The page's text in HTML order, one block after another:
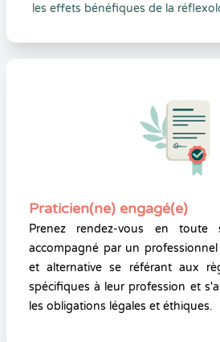
les effets bénéfiques de la
Praticien(ne) engagé(e)
Prenez rendez-vous en toute
accompagné par un
et alternative se référant aux
spécifiques à leur profession et
les obligations légales et éthiques.